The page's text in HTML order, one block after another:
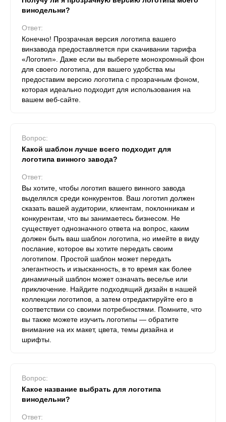
винодельни?
Ответ:
Конечно! Прозрачная версия логотипа вашего
винзавода предоставляется при скачивании тарифа
«Логотип». Даже если вы выберете монохромный фон
для своего логотипа, для вашего удобства мы
предоставим версию логотипа с прозрачным фоном,
которая идеально подходит для использования на
вашем веб-сайте.
Вопрос:
Какой шаблон лучше всего подходит для
логотипа винного завода?
Ответ:
Вы хотите, чтобы логотип вашего винного завода
выделялся среди конкурентов. Ваш логотип должен
сказать вашей аудитории, клиентам, поклонникам и
конкурентам, что вы занимаетесь бизнесом. Не
существует однозначного ответа на вопрос, каким
должен быть ваш шаблон логотипа, но имейте в виду
послание, которое вы хотите передать своим
логотипом. Простой шаблон может передать
элегантность и изысканность, в то время как более
динамичный шаблон может означать веселье или
приключение. Найдите подходящий дизайн в нашей
коллекции логотипов, а затем отредактируйте его в
соответствии со своими потребностями. Помните, что
вы также можете изучить логотипы — обратите
внимание на их макет, цвета, темы дизайна и
шрифты.
Вопрос:
Какое название выбрать для логотипа
винодельни?
Ответ: